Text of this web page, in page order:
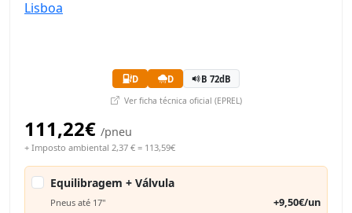
D D B 72dB
Ver ficha técnica oficial (EPREL)
111,22€ /pneu
+ Imposto ambiental 2,37 € = 113,59€
Equilibragem + Válvula
Pneus até 17" +9,50€/un